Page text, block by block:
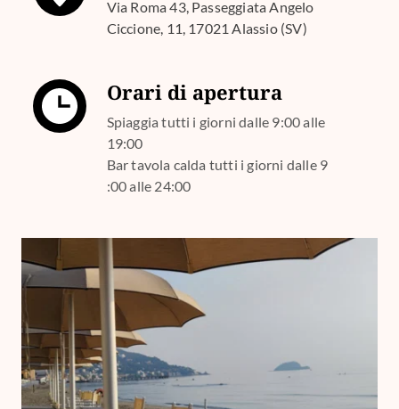
Via Roma 43, Passeggiata Angelo
Ciccione, 11, 17021 Alassio (SV)
Orari di apertura
Spiaggia tutti i giorni dalle 9:00 alle
19:00
Bar tavola calda tutti i giorni dalle 9
:00 alle 24:00